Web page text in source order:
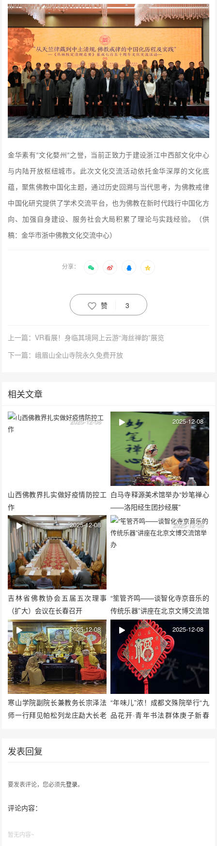
金华素有“文化婺州 ”之誉，当前正致力于建设浙江中西部文化中心
与内陆开放枢纽城市。此次文化交流活动依托金华深厚的文化底
蕴，聚焦佛教中国化主题，通过历史回溯与当代思考，为佛教戒律
中国化研究提供了学术交流平台，也为佛教在新时代践行中国化方
向、加强自身建设、服务社会大局积累了理论与实践经验。（供
稿：金华市浙中佛教文化交流中心）
分享：
赞 3
上一篇：VR看展！身临其境网上云游“海丝禅韵”展览
下一篇：峨眉山全山寺院永久免费开放
相关文章
山西佛教界扎实做好疫情防控工
作
2025-12-08
白马寺释源美术馆举办“妙笔禅心
——洛阳经生团抄经展”
2025-12-08
吉林省佛教协会五届五次理事
（扩大）会议在长春召开
2025-12-08
“笙管齐鸣——谈智化寺京音乐的
传统乐器”讲座在北京文博交流馆
2025-12-08
寒山学院副院长兼教务长宗泽法
师一行拜见帕松列龙庄勐大长老
2025-12-08
“年味儿”浓！成都文殊院举行“九
品花开·青年书法群体庚子新春
2025-12-08
发表回复
要发表评论，您必须先登录。
评论内容：
暂无内容~